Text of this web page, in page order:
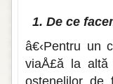
1. De ce
â€‹Pentru un
viaÅ£ă la altă
ostenelilor de